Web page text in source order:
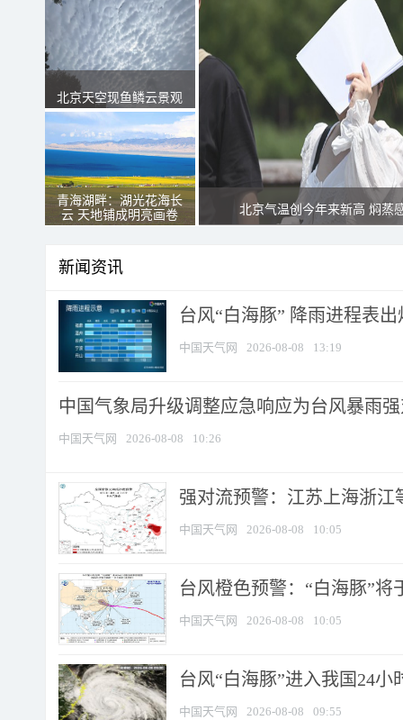
北京天空现鱼鳞云景观
青海湖畔：湖光花海长
云 天地铺成明亮画卷
北京气温创今年来新高 焖蒸
新闻资讯
台风“白海豚” 降雨进程表
中国天气网 2026-08-08 13:19
中国气象局升级调整应急响应为台风暴雨
中国天气网 2026-08-08 10:26
强对流预警：江苏上海浙江
中国天气网 2026-08-08 10:05
台风橙色预警：“白海豚”将
中国天气网 2026-08-08 10:05
台风“白海豚”进入我国24
中国天气网 2026-08-08 09:55